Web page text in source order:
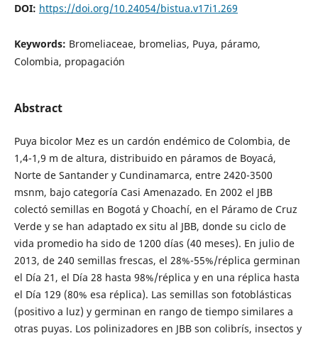
DOI: https://doi.org/10.24054/bistua.v17i1.269
Keywords: Bromeliaceae, bromelias, Puya, páramo,
Colombia, propagación
Abstract
Puya bicolor Mez es un cardón endémico de Colombia, de
1,4-1,9 m de altura, distribuido en páramos de Boyacá,
Norte de Santander y Cundinamarca, entre 2420-3500
msnm, bajo categoría Casi Amenazado. En 2002 el JBB
colectó semillas en Bogotá y Choachí, en el Páramo de Cruz
Verde y se han adaptado ex situ al JBB, donde su ciclo de
vida promedio ha sido de 1200 días (40 meses). En julio de
2013, de 240 semillas frescas, el 28%-55%/réplica germinan
el Día 21, el Día 28 hasta 98%/réplica y en una réplica hasta
el Día 129 (80% esa réplica). Las semillas son fotoblásticas
(positivo a luz) y germinan en rango de tiempo similares a
otras puyas. Los polinizadores en JBB son colibrís, insectos y